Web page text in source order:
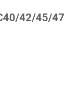
42/45/47